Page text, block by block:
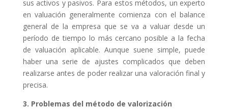
sus activos y pasivos. Para estos métodos, un experto
en valuación generalmente comienza con el balance
general de la empresa que se va a valuar desde un
período de tiempo lo más cercano posible a la fecha
de valuación aplicable. Aunque suene simple, puede
haber una serie de ajustes complicados que deben
realizarse antes de poder realizar una valoración final y
precisa.
3. Problemas del método de valorización